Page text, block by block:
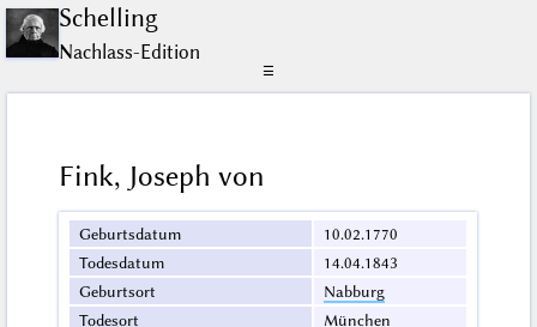
Schelling
Nachlass-Edition
☰
Fink, Joseph von
Geburtsdatum
10.02.1770
Todesdatum
14.04.1843
Geburtsort
Nabburg
Todesort
München